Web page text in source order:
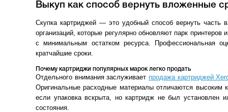
Выкуп как способ вернуть вложенные
Скупка картриджей — это удобный способ вернуть часть
организаций, которые регулярно обновляют парк
с минимальным остатком ресурса. Профессиональная
кратчайшие сроки.
Почему картриджи популярных марок легко продать
Отдельного внимания заслуживает продажа картриджей
Оригинальные расходные материалы отличаются
если упаковка вскрыта, но картридж не был установлен
состояния.